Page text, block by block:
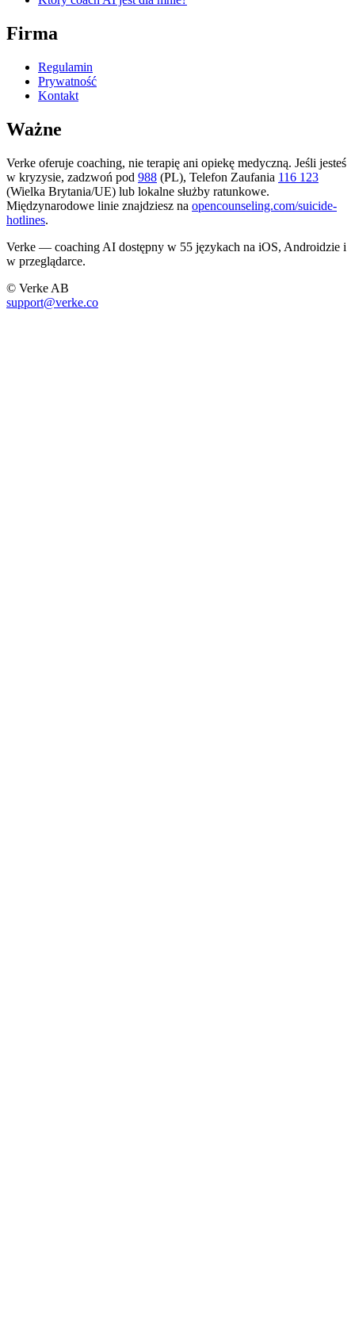
Firma
Regulamin
Prywatność
Kontakt
Ważne
Verke oferuje coaching, nie terapię ani opiekę medyczną. Jeśli jesteś
w kryzysie, zadzwoń pod 988 (PL), Telefon Zaufania 116 123
(Wielka Brytania/UE) lub lokalne służby ratunkowe.
Międzynarodowe linie znajdziesz na opencounseling.com/suicide-
hotlines.
Verke — coaching AI dostępny w 55 językach na iOS, Androidzie i
w przeglądarce.
© Verke AB
support@verke.co